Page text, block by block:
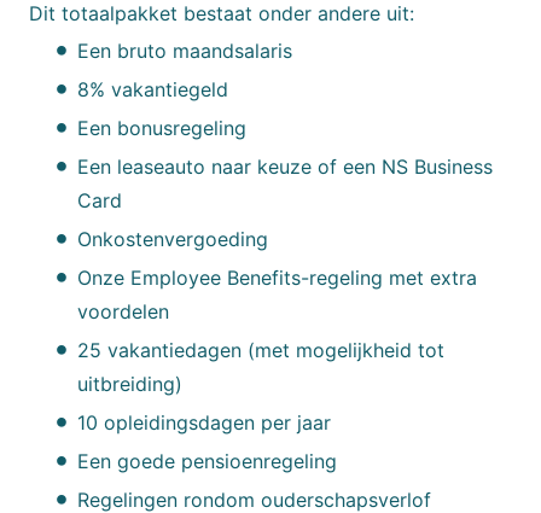
Dit totaalpakket bestaat onder andere uit:
Een bruto maandsalaris
8% vakantiegeld
Een bonusregeling
Een leaseauto naar keuze of een NS Business
Card
Onkostenvergoeding
Onze Employee Benefits-regeling met extra
voordelen
25 vakantiedagen (met mogelijkheid tot
uitbreiding)
10 opleidingsdagen per jaar
Een goede pensioenregeling
Regelingen rondom ouderschapsverlof